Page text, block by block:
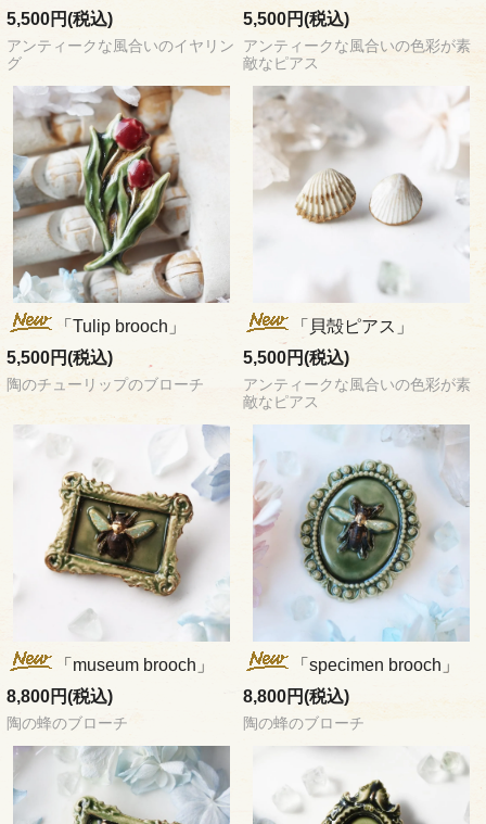
5,500円(税込)
アンティークな風合いのイヤリン
グ
5,500円(税込)
アンティークな風合いの色彩が素
敵なピアス
「Tulip brooch」
5,500円(税込)
陶のチューリップのブローチ
「貝殻ピアス」
5,500円(税込)
アンティークな風合いの色彩が素
敵なピアス
「museum brooch」
8,800円(税込)
陶の蜂のブローチ
「specimen brooch」
8,800円(税込)
陶の蜂のブローチ